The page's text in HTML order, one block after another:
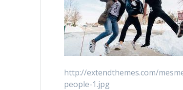
http://extendthemes.com/
people-1.jpg